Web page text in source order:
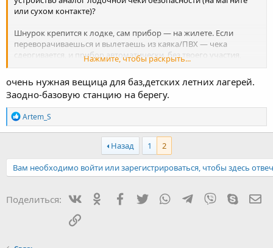
или сухом контакте)?
Шнурок крепится к лодке, сам прибор — на жилете. Если
переворачиваешься и вылетаешь из каяка/ПВХ — чека
сдергивается, и прибор автоматически, без твоего участия,
шлет SOS с координатами всей группе. Спасает, если человек в
шоке, без сознания или в ледяной воде.
Как думаете, нужная фича для сплавщиков и одиночных
рыбаков, или только усложнит конструкцию и замучают
ложные срабатывания? Кто как видит реализацию?
Посмотреть вложение 271373
Нажмите, чтобы раскрыть...
очень нужная вещица для баз,детских летних лагерей.
Заодно-базовую станцию на берегу.
Р
е
а
и
и
Artem_S
Назад 1
2
Вам необходимо войти или зарегистрироваться, чтобы здесь
Поделиться: ВконтактеОдноклассники
Facebook
TwitterWhatsAppTelegram
Viber Skype
Ссылка